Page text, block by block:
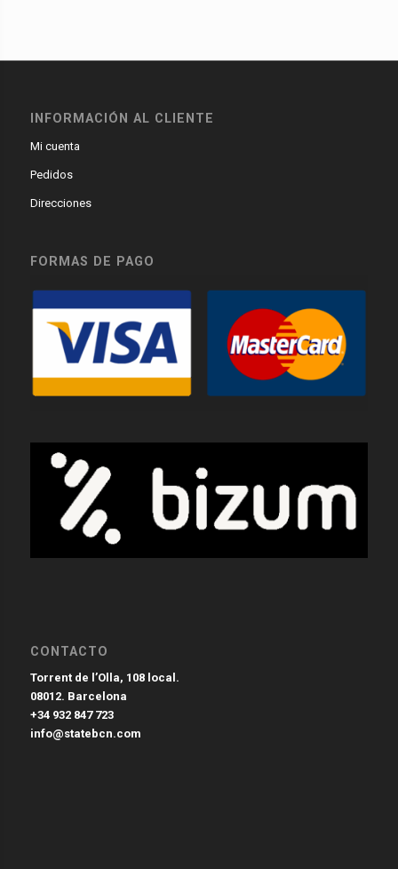
INFORMACIÓN AL CLIENTE
Mi cuenta
Pedidos
Direcciones
FORMAS DE PAGO
CONTACTO
Torrent de l’Olla, 108 local.
08012. Barcelona
+34 932 847 723
info@statebcn.com